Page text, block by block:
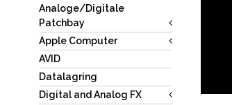
Analoge/Digitale
Patchbay
Apple Computer
AVID
Datalagring
Digital and Analog FX